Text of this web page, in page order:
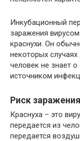
Инкубационный
заражения
краснухи. Он
некоторых
человек не знает
источником
Риск
Краснуха – это
передается из
передается